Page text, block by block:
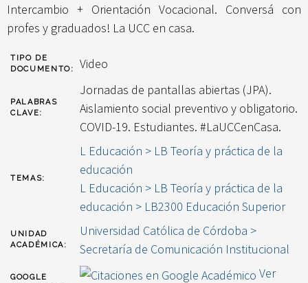
Intercambio + Orientación Vocacional. Conversá con
profes y graduados! La UCC en casa.
TIPO DE
DOCUMENTO:
Video
PALABRAS
CLAVE:
Jornadas de pantallas abiertas (JPA).
Aislamiento social preventivo y obligatorio.
COVID-19. Estudiantes. #LaUCCenCasa.
TEMAS:
L Educación > LB Teoría y práctica de la
educación
L Educación > LB Teoría y práctica de la
educación > LB2300 Educación Superior
UNIDAD
ACADÉMICA:
Universidad Católica de Córdoba >
Secretaría de Comunicación Institucional
GOOGLE
Ver